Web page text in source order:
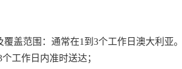
盖范围：通常在1到3个工作日澳大利亚。
工作日内准时送达；